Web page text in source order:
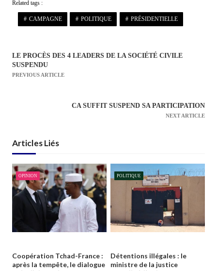
Related tags :
CAMPAGNE POLITIQUE PRÉSIDENTIELLE
N
a
t
i
o
n
d
e
’
r
t
LE PROCÈS DES 4 LEADERS DE LA SOCIÉTÉ CIVILE
SUSPENDU
PREVIOUS ARTICLE
CA SUFFIT SUSPEND SA PARTICIPATION
NEXT ARTICLE
Articles Liés
OPINION
Coopération Tchad-France :
après la tempête, le dialogue
POLITIQUE
Détentions illégales : le
ministre de la justice